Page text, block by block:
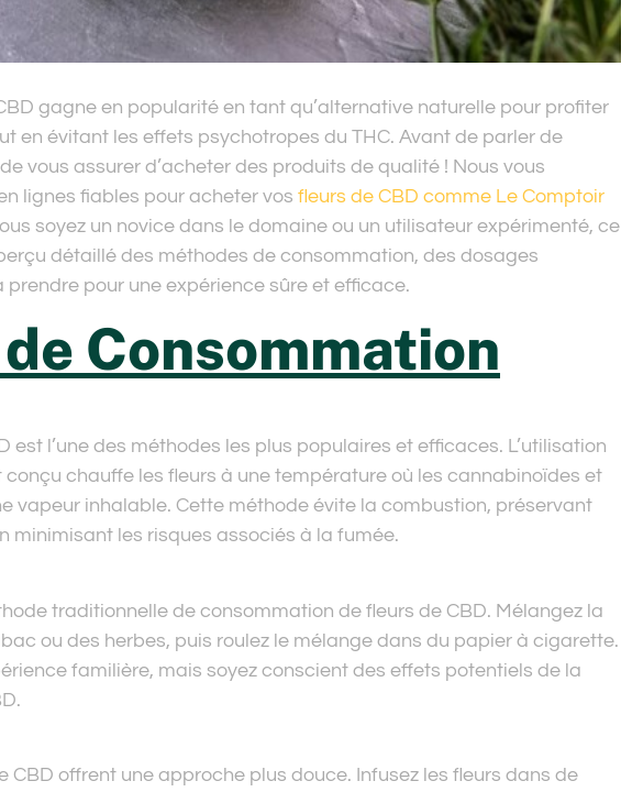
gagne en popularité en tant qu’alternative naturelle pour profiter
en évitant les effets psychotropes du THC. Avant de parler de
vous assurer d’acheter des produits de qualité ! Nous vous
lignes fiables pour acheter vos fleurs de CBD comme Le Comptoir
soyez un novice dans le domaine ou un utilisateur expérimenté, ce
détaillé des méthodes de consommation, des dosages
pour une expérience sûre et efficace.
Consommation
est l’une des méthodes les plus populaires et efficaces. L’utilisation
chauffe les fleurs à une température où les cannabinoïdes et
vapeur inhalable. Cette méthode évite la combustion, préservant
minimisant les risques associés à la fumée.
traditionnelle de consommation de fleurs de CBD. Mélangez la
ou des herbes, puis roulez le mélange dans du papier à cigarette.
familière, mais soyez conscient des effets potentiels de la
CBD offrent une approche plus douce. Infusez les fleurs dans de